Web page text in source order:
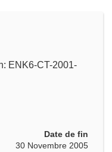
ENK6-CT-2001-
Date de fin
30 Novembre 2005